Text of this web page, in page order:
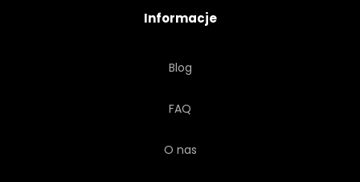
Informacje
Blog
FAQ
O nas